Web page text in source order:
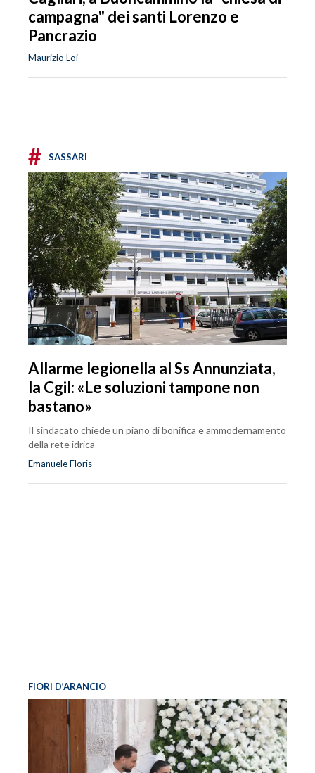
campagna" dei santi Lorenzo e
Pancrazio
Maurizio Loi
# SASSARI
Allarme legionella al Ss Annunziata,
la Cgil: «Le soluzioni tampone non
bastano»
Il sindacato chiede un piano di bonifica e ammodernamento
della rete idrica
Emanuele Floris
FIORI D’ARANCIO